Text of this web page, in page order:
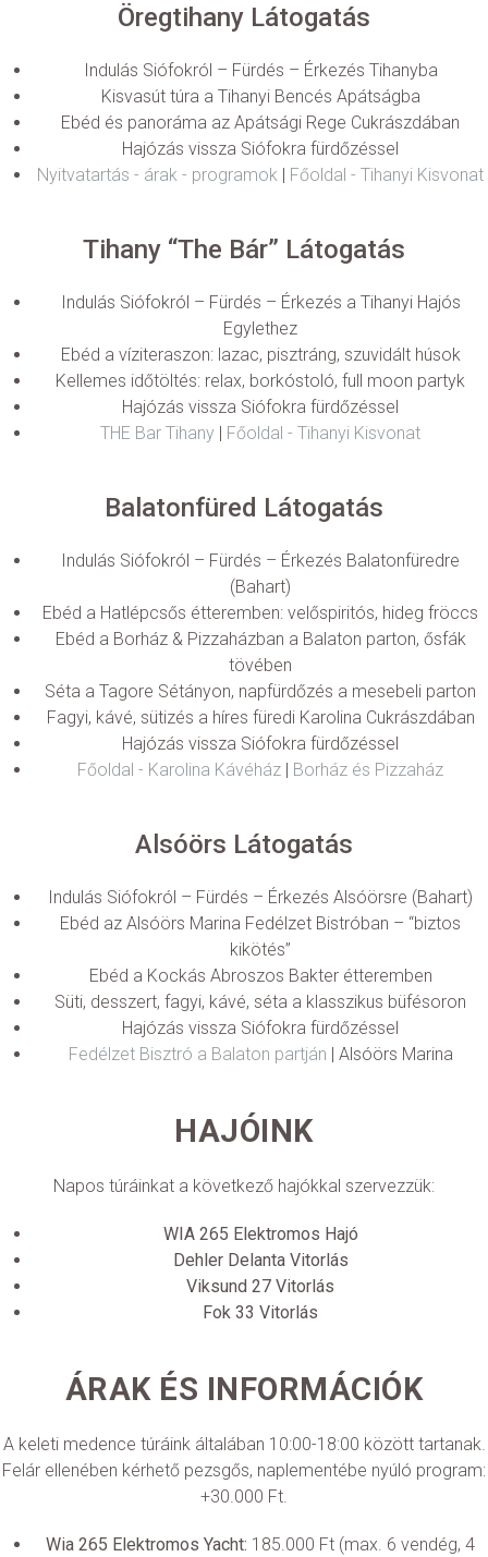
Öregtihany Látogatás
Indulás Siófokról – Fürdés – Érkezés Tihanyba
Kisvasút túra a Tihanyi Bencés Apátságba
Ebéd és panoráma az Apátsági Rege Cukrászdában
Hajózás vissza Siófokra fürdőzéssel
Nyitvatartás - árak - programok | Főoldal - Tihanyi Kisvonat
Tihany “The Bár” Látogatás
Indulás Siófokról – Fürdés – Érkezés a Tihanyi Hajós
Egylethez
Ebéd a víziteraszon: lazac, pisztráng, szuvidált húsok
Kellemes időtöltés: relax, borkóstoló, full moon partyk
Hajózás vissza Siófokra fürdőzéssel
THE Bar Tihany | Főoldal - Tihanyi Kisvonat
Balatonfüred Látogatás
Indulás Siófokról – Fürdés – Érkezés Balatonfüredre
(Bahart)
Ebéd a Hatlépcsős étteremben: velőspiritós, hideg fröccs
Ebéd a Borház & Pizzaházban a Balaton parton, ősfák
tövében
Séta a Tagore Sétányon, napfürdőzés a mesebeli parton
Fagyi, kávé, sütizés a híres füredi Karolina Cukrászdában
Hajózás vissza Siófokra fürdőzéssel
Főoldal - Karolina Kávéház | Borház és Pizzaház
Alsóörs Látogatás
Indulás Siófokról – Fürdés – Érkezés Alsóörsre (Bahart)
Ebéd az Alsóörs Marina Fedélzet Bistróban – “biztos
kikötés”
Ebéd a Kockás Abroszos Bakter étteremben
Süti, desszert, fagyi, kávé, séta a klasszikus büfésoron
Hajózás vissza Siófokra fürdőzéssel
Fedélzet Bisztró a Balaton partján | Alsóörs Marina
HAJÓINK
Napos túráinkat a következő hajókkal szervezzük:
WIA 265 Elektromos Hajó
Dehler Delanta Vitorlás
Viksund 27 Vitorlás
Fok 33 Vitorlás
ÁRAK ÉS INFORMÁCIÓK
A keleti medence túráink általában 10:00-18:00 között tartanak.
Felár ellenében kérhető pezsgős, naplementébe nyúló program:
+30.000 Ft.
Wia 265 Elektromos Yacht: 185.000 Ft (max. 6 vendég, 4